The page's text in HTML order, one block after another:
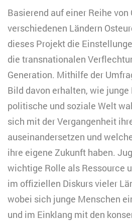
Basierend auf einer Reihe
verschiedenen Ländern
dieses Projekt die
die transnationalen
Generation. Mithilfe der
Bild davon erhalten, wie
politische und soziale Welt
sich mit der Vergangenheit
auseinandersetzen und
ihre eigene Zukunft haben.
wichtige Rolle als Ressource
im offiziellen Diskurs vieler
wobei sich junge Menschen
und im Einklang mit den